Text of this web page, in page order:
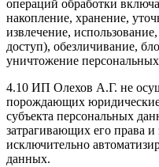
операций обработки
накопление, хранение,
извлечение,
доступ), обезличивание,
уничтожение
4.10 ИП Олехов А.Г. не
порождающих
субъекта персональных
затрагивающих его права
исключительно
данных.